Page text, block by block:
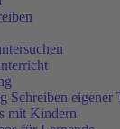
Schreiben eigener
mit Kindern